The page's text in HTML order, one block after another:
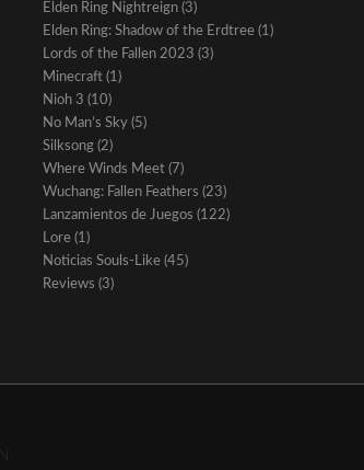
Elden Ring Nightreign(3)
Elden Ring: Shadow of the Erdtree(1)
Lords of the Fallen 2023 (3)
Minecraft(1)
Nioh 3 (10)
No Man’s Sky(5)
Silksong(2)
Where Winds Meet(7)
Wuchang: Fallen Feathers (23)
Lanzamientos de Juegos (122)
Lore(1)
Noticias Souls-Like(45)
Reviews (3)